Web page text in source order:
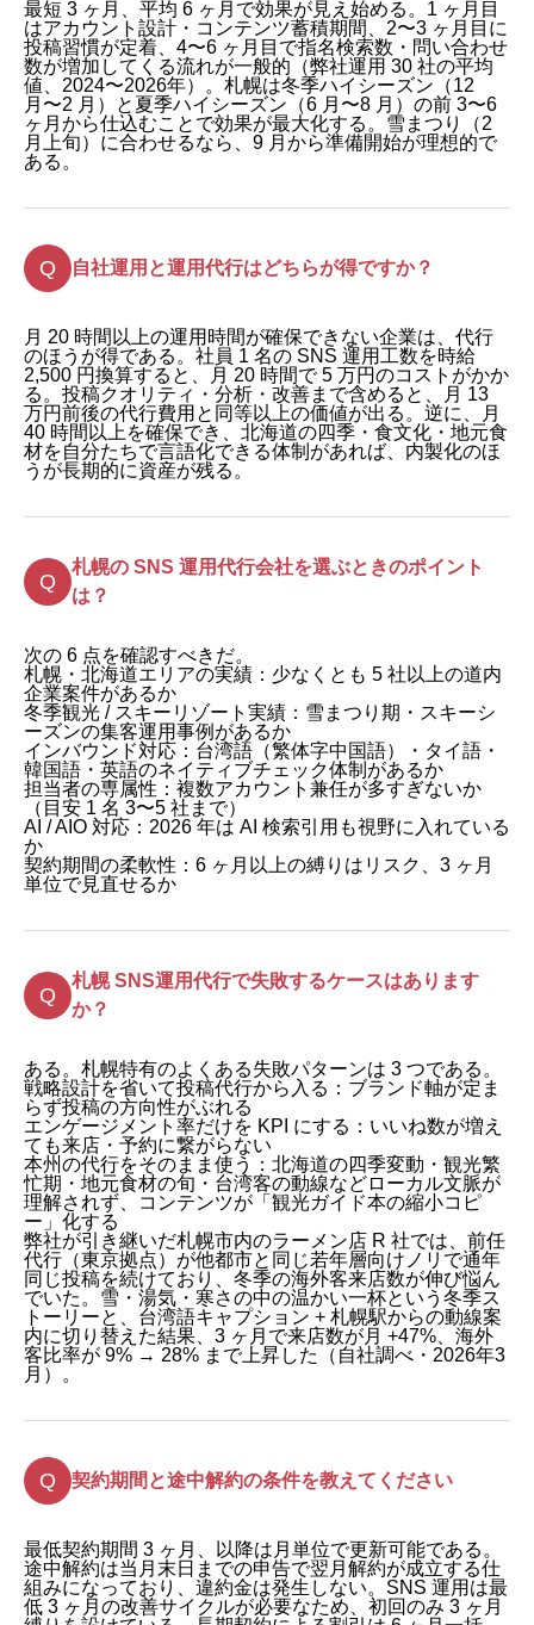
最短 3 ヶ月、平均 6 ヶ月で効果が見え始める。1 ヶ月目
はアカウント設計・コンテンツ蓄積期間、2〜3 ヶ月目に
投稿習慣が定着、4〜6 ヶ月目で指名検索数・問い合わせ
数が増加してくる流れが一般的（弊社運用 30 社の平均
値、2024〜2026年）。札幌は冬季ハイシーズン（12
月〜2 月）と夏季ハイシーズン（6 月〜8 月）の前 3〜6
ヶ月から仕込むことで効果が最大化する。雪まつり（2
月上旬）に合わせるなら、9 月から準備開始が理想的で
ある。
自社運用と運用代行はどちらが得ですか？
月 20 時間以上の運用時間が確保できない企業は、代行
のほうが得である。社員 1 名の SNS 運用工数を時給
2,500 円換算すると、月 20 時間で 5 万円のコストがかか
る。投稿クオリティ・分析・改善まで含めると、月 13
万円前後の代行費用と同等以上の価値が出る。逆に、月
40 時間以上を確保でき、北海道の四季・食文化・地元食
材を自分たちで言語化できる体制があれば、内製化のほ
うが長期的に資産が残る。
札幌の SNS 運用代行会社を選ぶときのポイント
は？
次の 6 点を確認すべきだ。
札幌・北海道エリアの実績：少なくとも 5 社以上の道内
企業案件があるか
冬季観光 / スキーリゾート実績：雪まつり期・スキーシ
ーズンの集客運用事例があるか
インバウンド対応：台湾語（繁体字中国語）・タイ語・
韓国語・英語のネイティブチェック体制があるか
担当者の専属性：複数アカウント兼任が多すぎないか
（目安 1 名 3〜5 社まで）
AI / AIO 対応：2026 年は AI 検索引用も視野に入れている
か
契約期間の柔軟性：6 ヶ月以上の縛りはリスク、3 ヶ月
単位で見直せるか
札幌 SNS運用代行で失敗するケースはあります
か？
ある。札幌特有のよくある失敗パターンは 3 つである。
戦略設計を省いて投稿代行から入る：ブランド軸が定ま
らず投稿の方向性がぶれる
エンゲージメント率だけを KPI にする：いいね数が増え
ても来店・予約に繋がらない
本州の代行をそのまま使う：北海道の四季変動・観光繁
忙期・地元食材の旬・台湾客の動線などローカル文脈が
理解されず、コンテンツが「観光ガイド本の縮小コピ
ー」化する
弊社が引き継いだ札幌市内のラーメン店 R 社では、前任
代行（東京拠点）が他都市と同じ若年層向けノリで通年
同じ投稿を続けており、冬季の海外客来店数が伸び悩ん
でいた。雪・湯気・寒さの中の温かい一杯という冬季ス
トーリーと、台湾語キャプション + 札幌駅からの動線案
内に切り替えた結果、3 ヶ月で来店数が月 +47%、海外
客比率が 9% → 28% まで上昇した（自社調べ・2026年3
月）。
契約期間と途中解約の条件を教えてください
最低契約期間 3 ヶ月、以降は月単位で更新可能である。
途中解約は当月末日までの申告で翌月解約が成立する仕
組みになっており、違約金は発生しない。SNS 運用は最
低 3 ヶ月の改善サイクルが必要なため、初回のみ 3 ヶ月